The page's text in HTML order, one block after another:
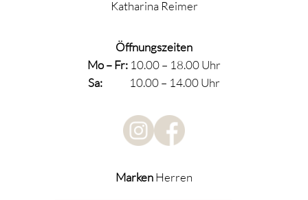
Katharina Reimer
Öffnungszeiten
Mo –Fr: 10.00 – 18.00 Uhr
Sa: 10.00 – 14.00 Uhr
MarkenHerren